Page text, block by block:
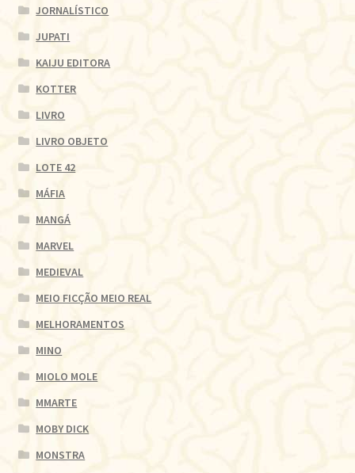
JORNALÍSTICO
JUPATI
KAIJU EDITORA
KOTTER
LIVRO
LIVRO OBJETO
LOTE 42
MÁFIA
MANGÁ
MARVEL
MEDIEVAL
MEIO FICÇÃO MEIO REAL
MELHORAMENTOS
MINO
MIOLO MOLE
MMARTE
MOBY DICK
MONSTRA